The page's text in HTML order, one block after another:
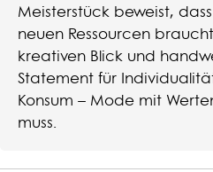
Meisterstück beweist,
neuen Ressourcen
kreativen Blick und
Statement für
Konsum – Mode mit
muss.